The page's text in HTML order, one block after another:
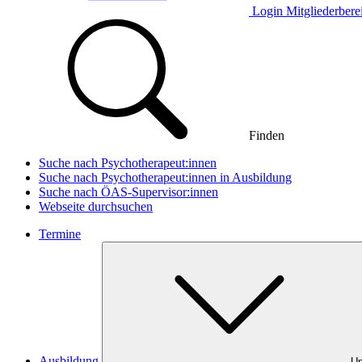
Login
Finden
Suche nach Psychotherapeut:innen
Suche nach Psychotherapeut:innen in Ausbildung
Suche nach ÖAS-Supervisor:innen
Webseite durchsuchen
Termine